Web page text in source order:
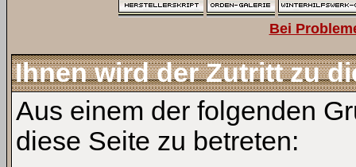
Bei
Ihnen wird der Zutritt zu
Aus einem der folgenden
diese Seite zu betreten: